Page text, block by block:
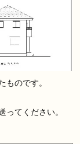
ものです。
ってください。